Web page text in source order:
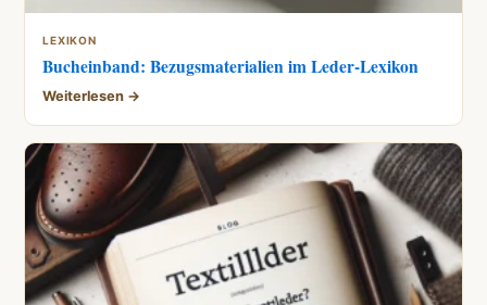
LEXIKON
Bucheinband: Bezugsmaterialien im Leder-Lexikon
Weiterlesen →